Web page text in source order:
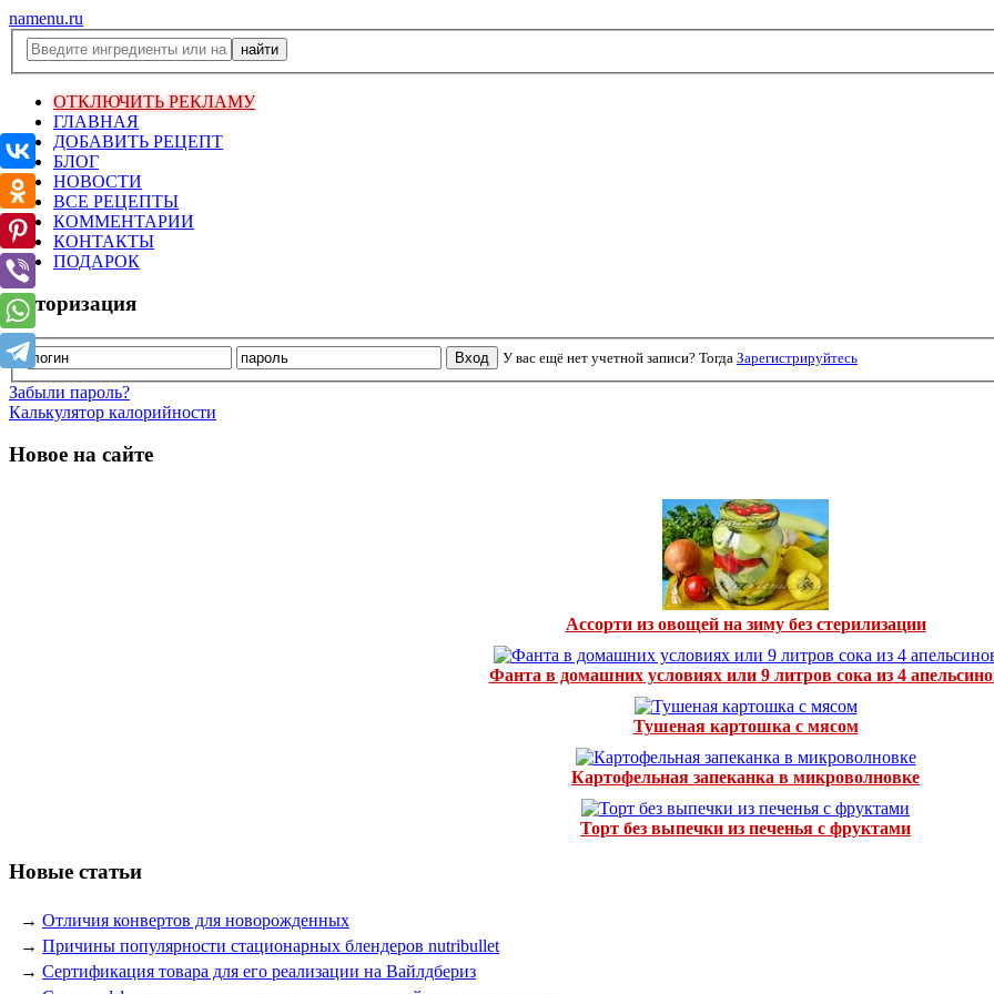
namenu.ru
ОТКЛЮЧИТЬ РЕКЛАМУ
ГЛАВНАЯ
ДОБАВИТЬ РЕЦЕПТ
БЛОГ
НОВОСТИ
ВСЕ РЕЦЕПТЫ
КОММЕНТАРИИ
КОНТАКТЫ
ПОДАРОК
Авторизация
У вас ещё нет учетной записи? Тогда Зарегистрируйтесь
Забыли пароль?
Калькулятор калорийности
Новое на сайте
Ассорти из овощей на зиму без стерилизации
Фанта в домашних условиях или 9 литров сока из 4
Тушеная картошка с мясом
Картофельная запеканка в микроволновке
Торт без выпечки из печенья с фруктами
Новые статьи
→ Отличия конвертов для новорожденных
→ Причины популярности стационарных блендеров nutribullet
→ Сертификация товара для его реализации на Вайлдбериз